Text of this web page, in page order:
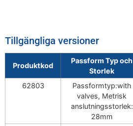
Tillgängliga versioner
Produktkod
Passform Typ och
Storlek
62803
Passformtyp:with
valves, Metrisk
anslutningsstorlek:
28mm